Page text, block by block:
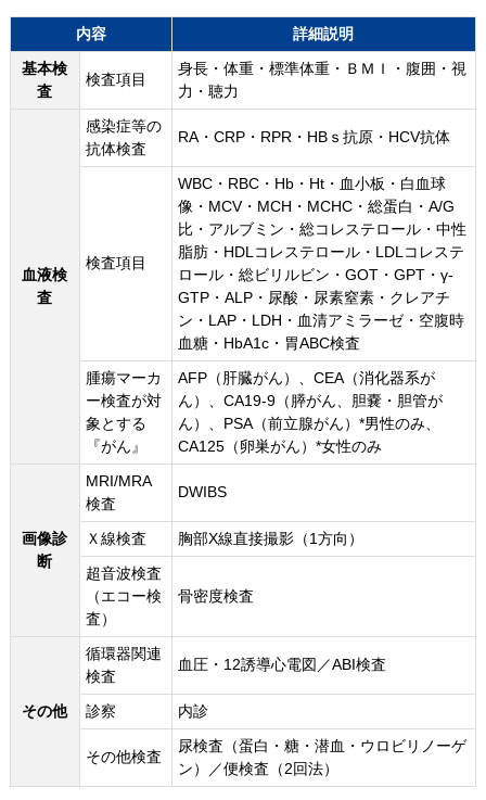
内容
詳細説明
基本検
査
検査項目
身長・体重・標準体重・ＢＭＩ・腹囲・視
力・聴力
血液検
査
感染症等の
抗体検査
RA・CRP・RPR・HBｓ抗原・HCV抗体
検査項目
WBC・RBC・Hb・Ht・血小板・白血球
像・MCV・MCH・MCHC・総蛋白・A/G
比・アルブミン・総コレステロール・中性
脂肪・HDLコレステロール・LDLコレステ
ロール・総ビリルビン・GOT・GPT・γ-
GTP・ALP・尿酸・尿素窒素・クレアチ
ン・LAP・LDH・血清アミラーゼ・空腹時
血糖・HbA1c・胃ABC検査
腫瘍マーカ
ー検査が対
象とする
『がん』
AFP（肝臓がん）、CEA（消化器系が
ん）、CA19-9（膵がん、胆嚢・胆管が
ん）、PSA（前立腺がん）*男性のみ、
CA125（卵巣がん）*女性のみ
画像診
断
MRI/MRA
検査
DWIBS
Ｘ線検査
胸部X線直接撮影（1方向）
超音波検査
（エコー検
査）
骨密度検査
その他
循環器関連
検査
血圧・12誘導心電図／ABI検査
診察 内診
その他検査
尿検査（蛋白・糖・潜血・ウロビリノーゲ
ン）／便検査（2回法）